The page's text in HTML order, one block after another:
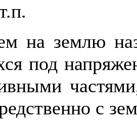
на землю
под
с